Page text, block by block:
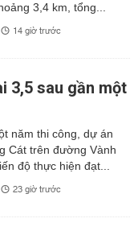
3,4 km, tổng...
14 giờ trước
3,5 sau gần một
năm thi công, dự án
Cát trên đường Vành
độ thực hiện đạt...
23 giờ trước